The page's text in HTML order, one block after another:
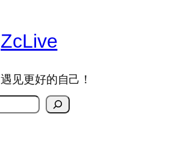
ZcLive
遇见更好的自己！